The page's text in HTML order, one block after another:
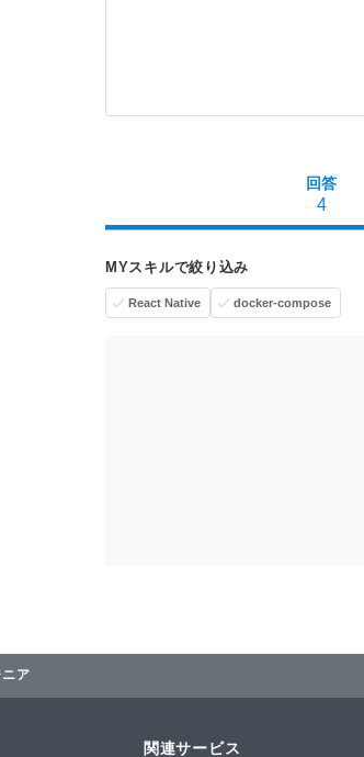
回答
4
MYスキルで絞り込み
React Native docker-compose
ア
関連サービス